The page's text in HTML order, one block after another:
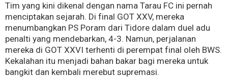
Tim yang kini dikenal dengan nama Tarau FC ini pernah
menciptakan sejarah. Di final GOT XXV, mereka
menumbangkan PS Poram dari Tidore dalam duel adu
penalti yang mendebarkan, 4-3. Namun, perjalanan
mereka di GOT XXVI terhenti di perempat final oleh BWS.
Kekalahan itu menjadi bahan bakar bagi mereka untuk
bangkit dan kembali merebut supremasi.